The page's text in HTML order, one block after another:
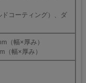
コーティング）、ダ
幅×厚み）
（幅×厚み）